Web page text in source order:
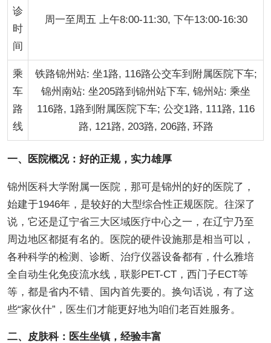
诊
时
间
周一至周五 上午8:00-11:30, 下午13:00-16:30
乘
车
路
线
铁路锦州站: 坐1路, 116路公交车到附属医院下车;
锦州南站: 坐205路到锦州站下车, 锦州站: 乘坐
116路, 1路到附属医院下车; 公交1路, 111路, 116
路, 121路, 203路, 206路, 环路
一、医院概况：好的正规，实力雄厚
锦州医科大学附属一医院，那可是锦州的好的医院了，
始建于1946年，是较好的大型综合性正规医院。往深了
说，它还是辽宁省三大区域医疗中心之一，在辽宁乃至
周边地区都挺有名的。医院的硬件设施那是相当可以，
各种科学的检测、诊断、治疗仪器设备都有，什么雅培
全自动生化免疫流水线，联影PET-CT，西门子ECT等
等，都是省内不错、国内首先要的。换句话说，有了这
些“家伙什”，医生们才能更好地为咱们老百姓服务。
二、皮肤科：医生坐镇，经验丰富